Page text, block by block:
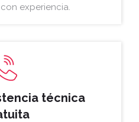
experiencia.
técnica